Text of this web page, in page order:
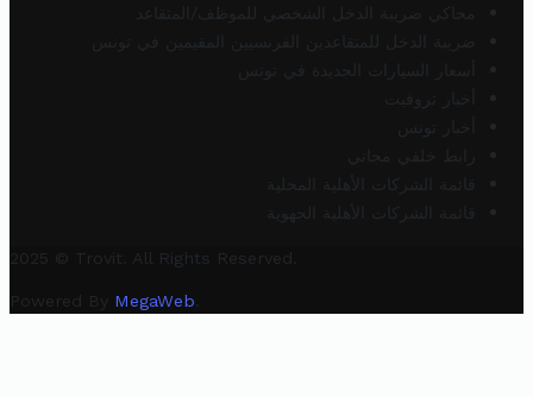
محاكي ضريبة الدخل الشخصي للموظف/المتقاعد
ضريبة الدخل للمتقاعدين الفرنسيين المقيمين في تونس
أسعار السيارات الجديدة في تونس
أخبار تروفيت
أخبار تونس
رابط خلفي مجاني
قائمة الشركات الأهلية المحلية
قائمة الشركات الأهلية الجهوية
2025 © Trovit. All Rights Reserved.
Powered By MegaWeb